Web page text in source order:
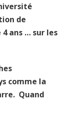
de
ans … sur les
comme la
Quand